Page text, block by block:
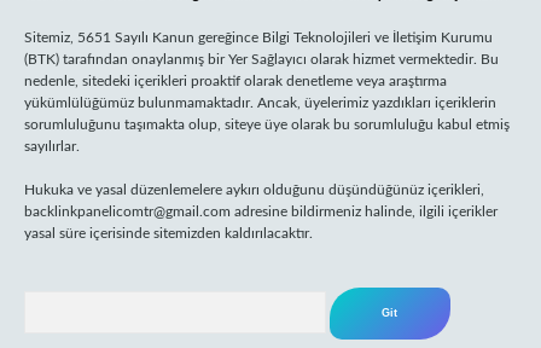
Sitemiz, 5651 Sayılı Kanun gereğince Bilgi Teknolojileri ve İletişim Kurumu
(BTK) tarafından onaylanmış bir Yer Sağlayıcı olarak hizmet vermektedir. Bu
nedenle, sitedeki içerikleri proaktif olarak denetleme veya araştırma
yükümlülüğümüz bulunmamaktadır. Ancak, üyelerimiz yazdıkları içeriklerin
sorumluluğunu taşımakta olup, siteye üye olarak bu sorumluluğu kabul etmiş
sayılırlar.
Hukuka ve yasal düzenlemelere aykırı olduğunu düşündüğünüz içerikleri,
backlinkpanelicomtr@gmail.com adresine bildirmeniz halinde, ilgili içerikler
yasal süre içerisinde sitemizden kaldırılacaktır.